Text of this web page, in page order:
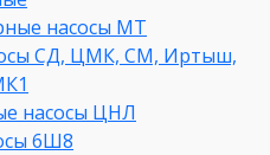
насосы МТ
СД, ЦМК, СМ, Иртыш,
насосы ЦНЛ
6Ш8